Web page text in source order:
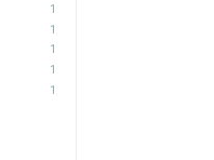
1
1
1
1
1